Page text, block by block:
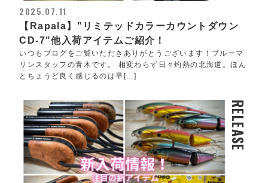
2025.07.11
【Rapala】"リミテッドカラーカウントダウン
CD-7"他入荷アイテムご紹介！
いつもブログをご覧いただきありがとうございます！ブルーマ
リンスタッフの青木です。 相変わらず日々灼熱の北海道。ほん
とちょうど良く感じるのは早[...]
RELEASE